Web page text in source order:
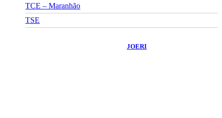
TCE – Maranhão
TSE
JOERI